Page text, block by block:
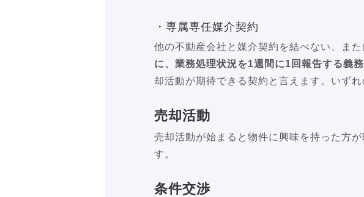
・専属専任媒介契約
他の不動産会社と媒介契約を結べない、ま
に、業務処理状況を1週間に1回報告する義務
却活動が期待できる契約と言えます。いず
売却活動
売却活動が始まると物件に興味を持った方
す。
条件交渉